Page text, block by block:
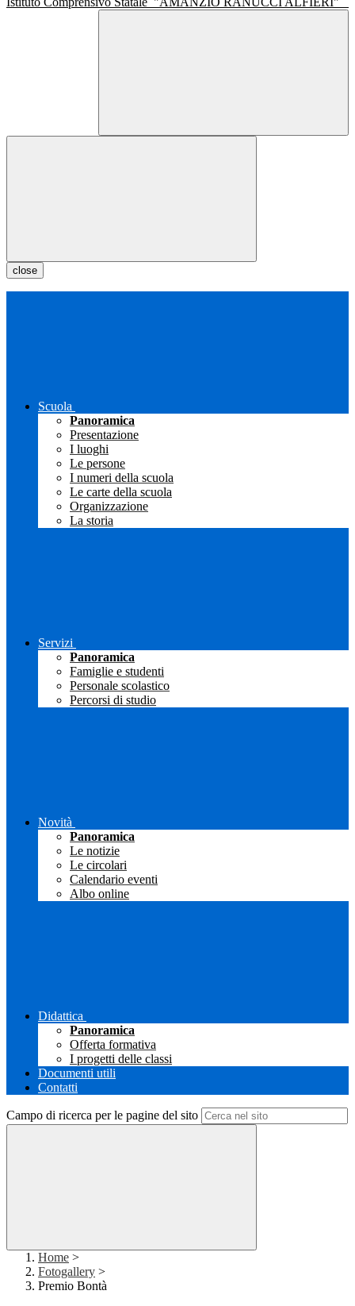
close
Scuola
Panoramica
Presentazione
I luoghi
Le persone
I numeri della scuola
Le carte della scuola
Organizzazione
La storia
Servizi
Panoramica
Famiglie e studenti
Personale scolastico
Percorsi di studio
Novità
Panoramica
Le notizie
Le circolari
Calendario eventi
Albo online
Didattica
Panoramica
Offerta formativa
I progetti delle classi
Documenti utili
Contatti
Campo di ricerca per le pagine del sito
Home >
Fotogallery >
Premio Bontà